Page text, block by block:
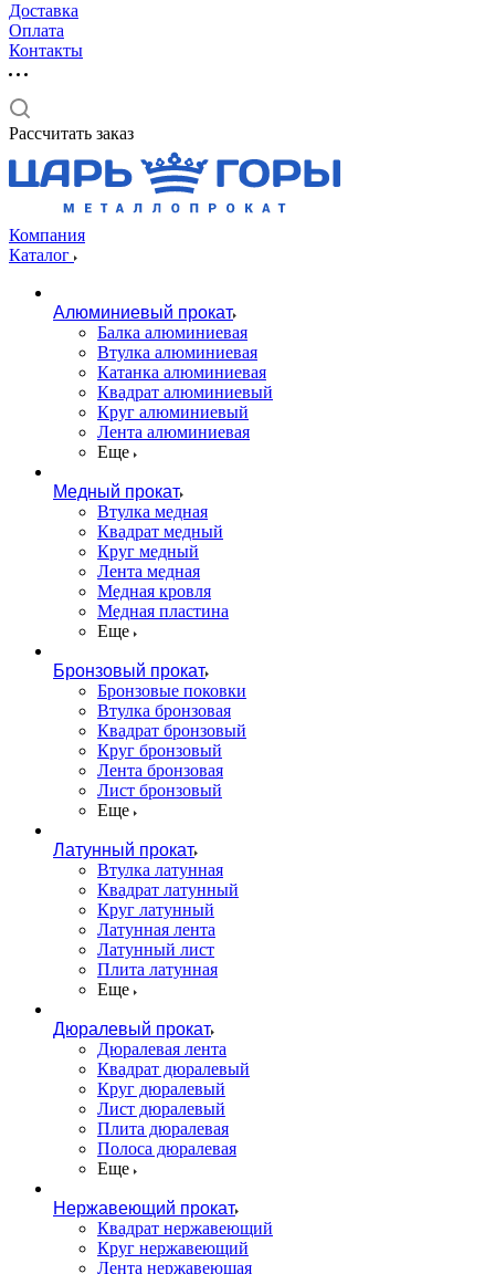
Доставка
Оплата
Контакты
Рассчитать заказ
Компания
Каталог
Алюминиевый прокат
Балка алюминиевая
Втулка алюминиевая
Катанка алюминиевая
Квадрат алюминиевый
Круг алюминиевый
Лента алюминиевая
Еще
Медный прокат
Втулка медная
Квадрат медный
Круг медный
Лента медная
Медная кровля
Медная пластина
Еще
Бронзовый прокат
Бронзовые поковки
Втулка бронзовая
Квадрат бронзовый
Круг бронзовый
Лента бронзовая
Лист бронзовый
Еще
Латунный прокат
Втулка латунная
Квадрат латунный
Круг латунный
Латунная лента
Латунный лист
Плита латунная
Еще
Дюралевый прокат
Дюралевая лента
Квадрат дюралевый
Круг дюралевый
Лист дюралевый
Плита дюралевая
Полоса дюралевая
Еще
Нержавеющий прокат
Квадрат нержавеющий
Круг нержавеющий
Лента нержавеющая